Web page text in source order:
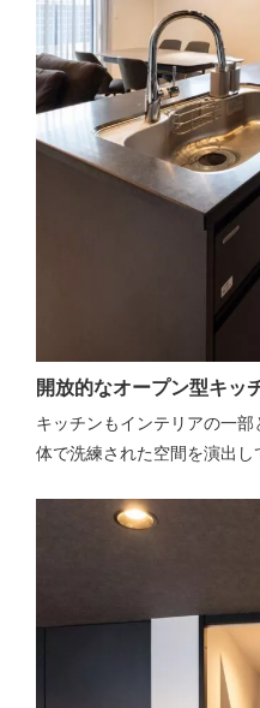
開放的なオープン型キッ
キッチンもインテリアの一
体で洗練された空間を演出し